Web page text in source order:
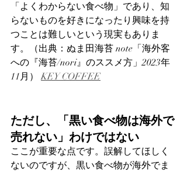
「よくわからない食べ物」であり、知
らないものを好きになったり興味を持
つことは難しいという現実もありま
す。（出典：ぬま田海苔 note「海外客
への『海苔/nori』のススメ方」2023年
11月） KEY COFFEE
ただし、「黒い食べ物は海外で
売れない」わけではない
ここが重要な点です。誤解してほしく
ないのですが、黒い食べ物が海外でま